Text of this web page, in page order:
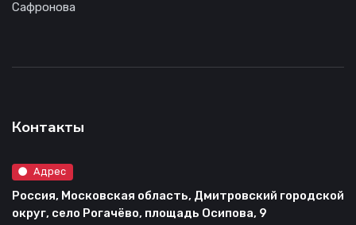
Сафронова
Контакты
Адрес
Россия, Московская область, Дмитровский городской
округ, село Рогачёво, площадь Осипова, 9